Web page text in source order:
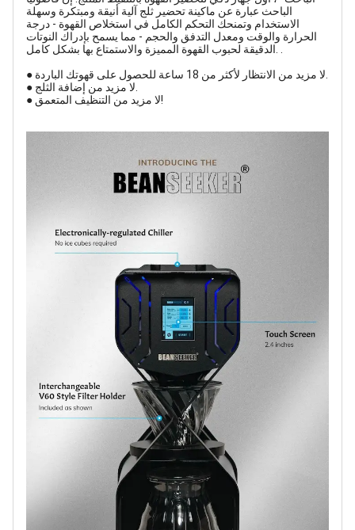
الباحث عبارة عن ماكينة تحضير ثلج آلية أنيقة ومبتكرة وسهلة
الاستخدام وتمنحك التحكم الكامل في استخلاص القهوة - درجة
الحرارة والوقت ومعدل التدفق والحجم - مما يسمح بإدراك النوتات
● لا مزيد من التنظيف المتعمق!